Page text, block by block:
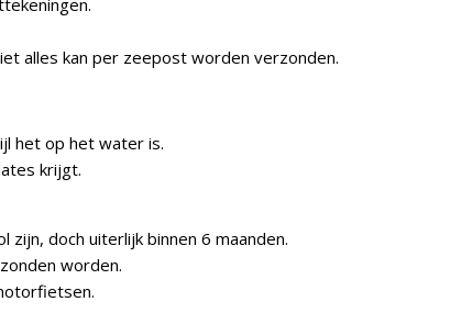
alles kan per zeepost worden verzonden.
het op het water is.
krijgt.
doch uiterlijk binnen 6 maanden.
worden.